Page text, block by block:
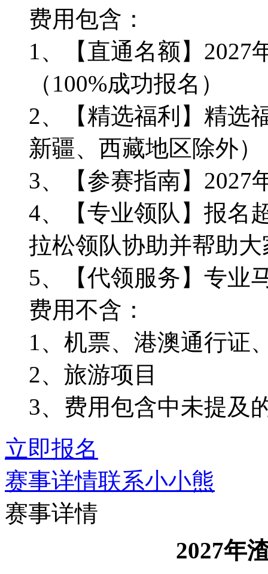
费用包含：
1、【直通名额】2027
（100%成功报名）
2、【精选福利】精选
新疆、西藏地区除外）
3、【参赛指南】2027
4、【专业领队】报名
拉松领队协助并帮助
5、【代领服务】专业
费用不含：
1、机票、港澳通行证
2、旅游项目
3、费用包含中未提及
立即报名
赛事详情联系小小熊
赛事详情
2027年